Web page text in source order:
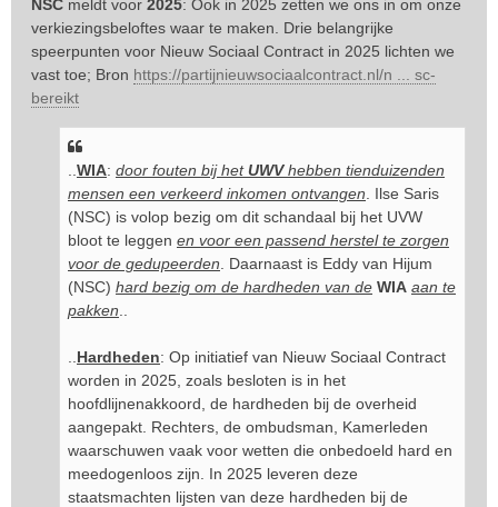
NSC meldt voor 2025: Ook in 2025 zetten we ons in om onze
verkiezingsbeloftes waar te maken. Drie belangrijke
speerpunten voor Nieuw Sociaal Contract in 2025 lichten we
vast toe; Bron https://partijnieuwsociaalcontract.nl/n ... sc-
bereikt
WIA: door fouten bij hetUWVhebben tienduizenden
mensen een verkeerd inkomen ontvangen . Ilse Saris
(NSC) is volop bezig om dit schandaal bij het UVW
bloot te leggen en voor een passend herstel te zorgen
voor de gedupeerden . Daarnaast is Eddy van Hijum
(NSC) hard bezig om de hardheden van de WIA aan te
pakken
Hardheden: Op initiatief van Nieuw Sociaal Contract
worden in 2025, zoals besloten is in het
hoofdlijnenakkoord, de hardheden bij de overheid
aangepakt. Rechters, de ombudsman, Kamerleden
waarschuwen vaak voor wetten die onbedoeld hard en
meedogenloos zijn. In 2025 leveren deze
staatsmachten lijsten van deze hardheden bij de